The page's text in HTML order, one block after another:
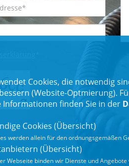
Cookies, die notwendig
(Website-Optmierung).
finden Sie in der
Cookies (Übersicht)
werden allein für den ordnungsgemäßen
(Übersicht)
Webseite binden wir Dienste und